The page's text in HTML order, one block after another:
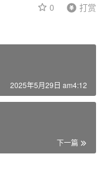
0 打赏
2025年5月29日 am4:12
下一篇